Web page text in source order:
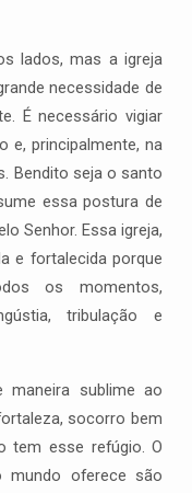
lados, mas a igreja
necessidade de
É necessário vigiar
e, principalmente, na
Bendito seja o santo
essa postura de
Senhor. Essa igreja,
e fortalecida porque
os momentos,
tribulação e
maneira sublime ao
socorro bem
tem esse refúgio. O
oferece são